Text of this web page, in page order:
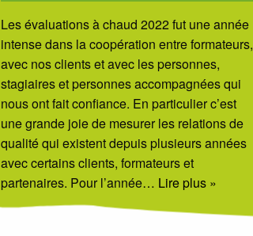
Les évaluations à chaud 2022 fut une année
intense dans la coopération entre formateurs,
avec nos clients et avec les personnes,
stagiaires et personnes accompagnées qui
nous ont fait confiance. En particulier c’est
une grande joie de mesurer les relations de
qualité qui existent depuis plusieurs années
avec certains clients, formateurs et
partenaires. Pour l’année… Lire plus »